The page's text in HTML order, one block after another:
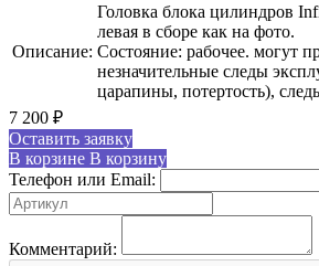
Описание:
Головка блока цилиндров
левая в сборе как на фото.
Состояние: рабочее. могут
незначительные следы
царапины, потертость),
7 200 ₽
Оставить заявку
В корзине В корзину
Телефон или Email:
Комментарий: